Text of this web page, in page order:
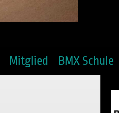
Mitglied BMX Schule